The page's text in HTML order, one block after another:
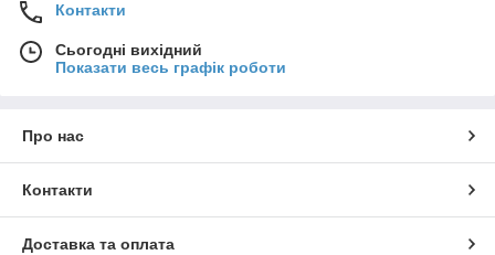
Контакти
Сьогодні вихідний
Показати весь графік роботи
Про нас
Контакти
Доставка та оплата